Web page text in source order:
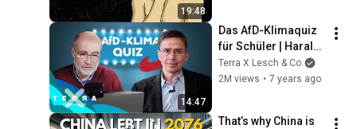
19:48
14:47
Das AfD-Klimaquiz
für Schüler | Harald
Lesch
Terra X Lesch & Co
2M views • 7 years ago
That’s why China is